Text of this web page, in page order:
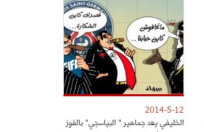
2014-5-12
الخليفي يعد جماهير " البياسجي" بالفوز